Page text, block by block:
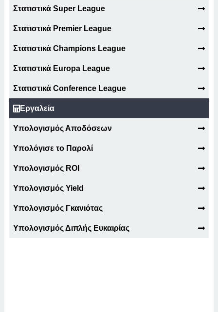
Στατιστικά Super League
Στατιστικά Premier League
Στατιστικά Champions League
Στατιστικά Europa League
Στατιστικά Conference League
Εργαλεία
Υπολογισμός Αποδόσεων
Υπολόγισε το Παρολί
Υπολογισμός ROI
Υπολογισμός Yield
Υπολογισμός Γκανιότας
Υπολογισμός Διπλής Ευκαιρίας